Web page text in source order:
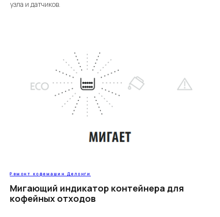
узла и датчиков.
Ремонт кофемашин Делонги
Мигающий индикатор контейнера для
кофейных отходов